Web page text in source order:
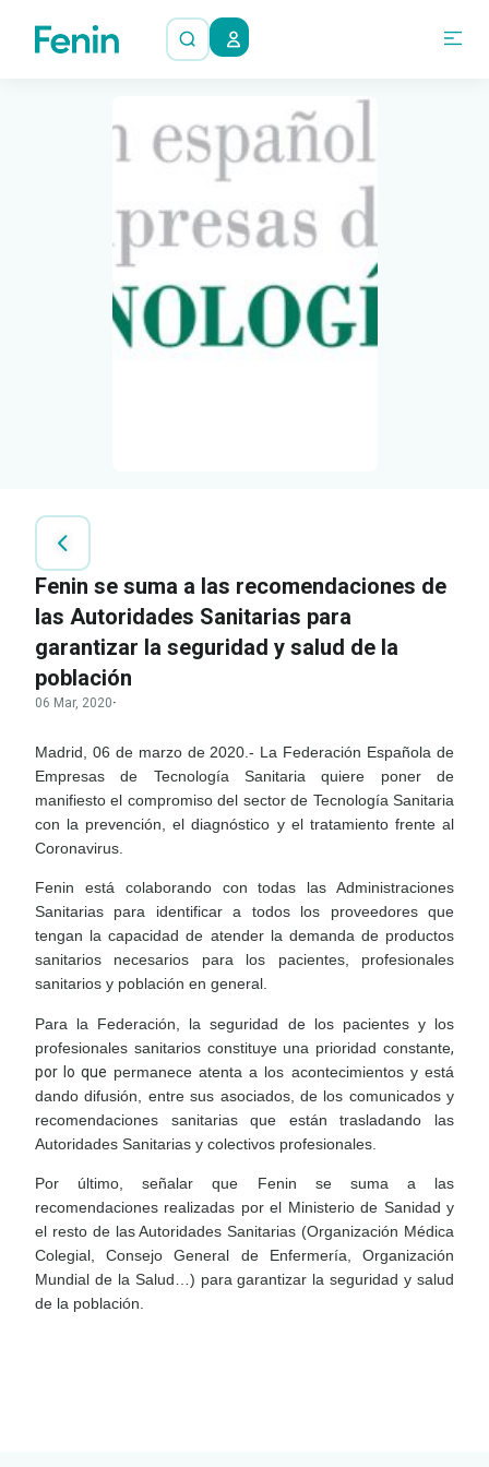
Fenin se suma a las recomendaciones de
las Autoridades Sanitarias para
garantizar la seguridad y salud de la
población
06 Mar, 2020·
Madrid, 06 de marzo de 2020.- La Federación Española de
Empresas de Tecnología Sanitaria quiere poner de
manifiesto el compromiso del sector de Tecnología Sanitaria
con la prevención, el diagnóstico y el tratamiento frente al
Coronavirus.
Fenin está colaborando con todas las Administraciones
Sanitarias para identificar a todos los proveedores que
tengan la capacidad de atender la demanda de productos
sanitarios necesarios para los pacientes, profesionales
sanitarios y población en general.
Para la Federación, la seguridad de los pacientes y los
profesionales sanitarios constituye una prioridad constante,
por lo que permanece atenta a los acontecimientos y está
dando difusión, entre sus asociados, de los comunicados y
recomendaciones sanitarias que están trasladando las
Autoridades Sanitarias y colectivos profesionales.
Por último, señalar que Fenin se suma a las
recomendaciones realizadas por el Ministerio de Sanidad y
el resto de las Autoridades Sanitarias (Organización Médica
Colegial, Consejo General de Enfermería, Organización
Mundial de la Salud…) para garantizar la seguridad y salud
de la población.